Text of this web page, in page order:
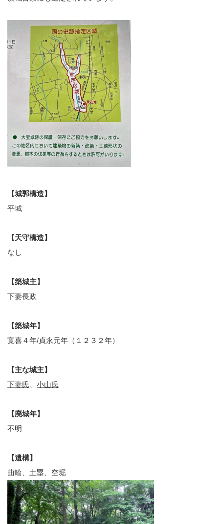
【城郭構造】
平城
【天守構造】
なし
【築城主】
下妻長政
【築城年】
寛喜４年/貞永元年（１２３２年）
【主な城主】
下妻氏
小山氏
【廃城年】
不明
【遺構】
曲輪、土塁、空堀